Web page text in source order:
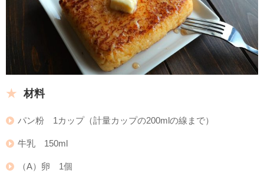
材料
パン粉 1カップ（計量カップの200mlの線まで）
牛乳 150ml
（A）卵 1個